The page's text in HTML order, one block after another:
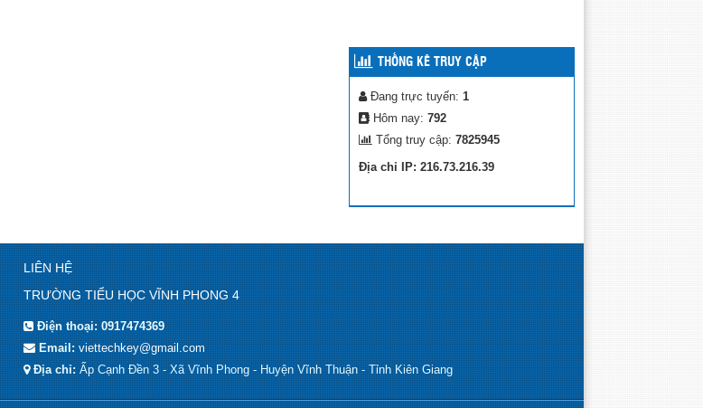
THỐNG KÊ TRUY CẬP
Đang trực tuyến: 1
Hôm nay: 792
Tổng truy cập: 7825945
Địa chỉ IP: 216.73.216.39
LIÊN HỆ
TRƯỜNG TIỂU HỌC VĨNH PHONG 4
Điện thoại:0917474369
Email:viettechkey@gmail.com
Địa chỉ:Ấp Cạnh Đền 3 - Xã Vĩnh Phong - Huyện Vĩnh Thuận - Tỉnh Kiên Giang